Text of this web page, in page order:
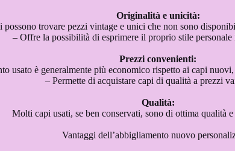
Originalità e unicità:
possono trovare pezzi vintage e unici che non sono
– Offre la possibilità di esprimere il proprio stile
Prezzi convenienti:
usato è generalmente più economico rispetto ai capi
– Permette di acquistare capi di qualità a prezzi
Qualità:
Molti capi usati, se ben conservati, sono di ottima qualità
Vantaggi dell’abbigliamento nuovo